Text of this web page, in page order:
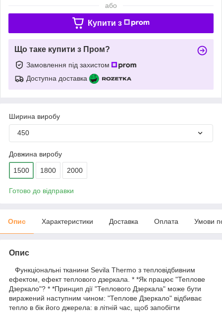
або
Купити з
Що таке купити з Пром?
Замовлення під захистом
Доступна доставка
Ширина виробу
450
Довжина виробу
1500 1800 2000
Готово до відправки
Опис Характеристики Доставка Оплата Умови
Опис
Функціональні тканини Sevila Thermo з тепловідбивним
ефектом, ефект теплового дзеркала. * *Як працює "Теплове
Дзеркало"? * *Принцип дії "Теплового Дзеркала" може бути
виражений наступним чином: "Теплове Дзеркало" відбиває
тепло в бік його джерела: в літній час, щоб запобігти